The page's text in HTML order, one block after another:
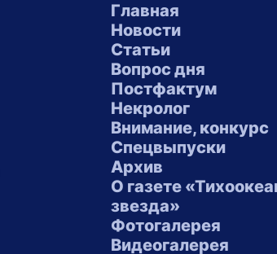
Главная
Новости
Статьи
Вопрос дня
Постфактум
Некролог
Внимание, конкурс
Спецвыпуски
Архив
О газете
звезда»
Фотогалерея
Видеогалерея